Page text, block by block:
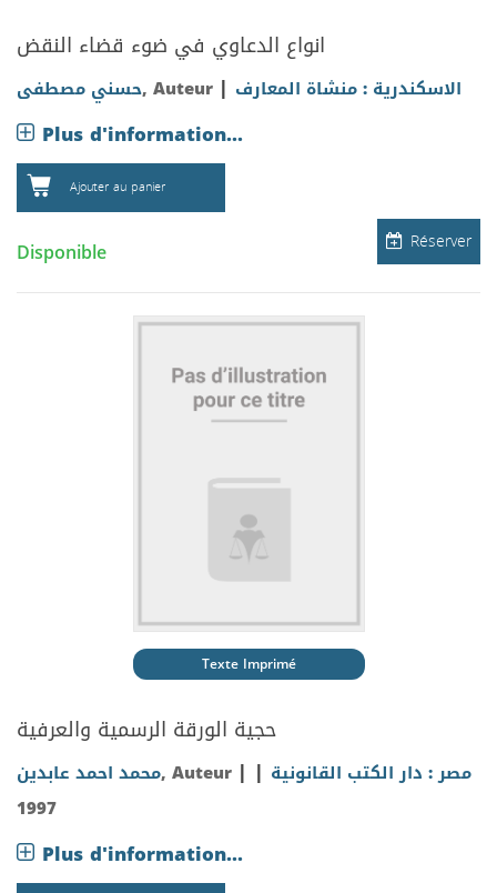
انواع الدعاوي في ضوء قضاء النقض
حسني مصطفى, Auteur | الاسكندرية : منشاة المعارف
Plus d'information...
Ajouter au panier
Réserver
Disponible
Texte Imprimé
حجية الورقة الرسمية والعرفية
محمد احمد عابدين, Auteur | مصر : دار الكتب القانونية |
1997
Plus d'information...